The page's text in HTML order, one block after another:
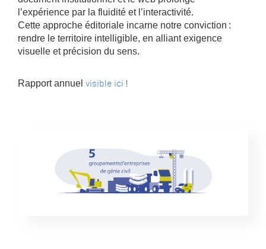
l’expérience par la fluidité et l’interactivité.
Cette approche éditoriale incarne notre conviction :
rendre le territoire intelligible, en alliant exigence
visuelle et précision du sens.
Rapport annuel visible ici !